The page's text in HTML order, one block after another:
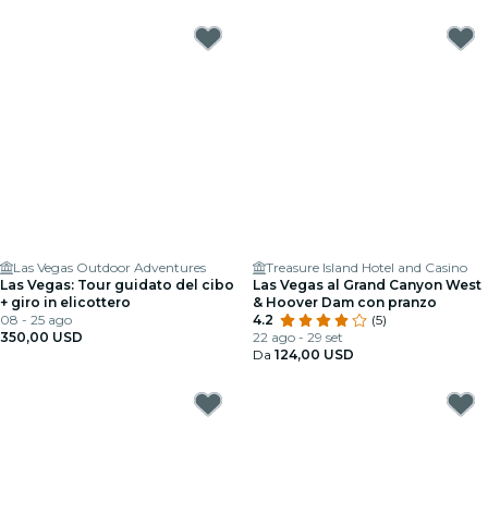
Las Vegas Outdoor Adventures
Las Vegas: Tour guidato del cibo
+ giro in elicottero
08 - 25 ago
350,00 USD
Treasure Island Hotel and Casino
Las Vegas al Grand Canyon West
& Hoover Dam con pranzo
4.2
(5)
22 ago - 29 set
Da 124,00 USD